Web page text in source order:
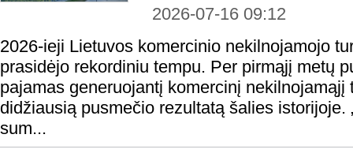
2026-07-16 09:12
2026-ieji Lietuvos komercinio nekilnojamojo
prasidėjo rekordiniu tempu. Per pirmąjį metų
pajamas generuojantį komercinį
didžiausią pusmečio rezultatą šalies istorijoje.
sum...